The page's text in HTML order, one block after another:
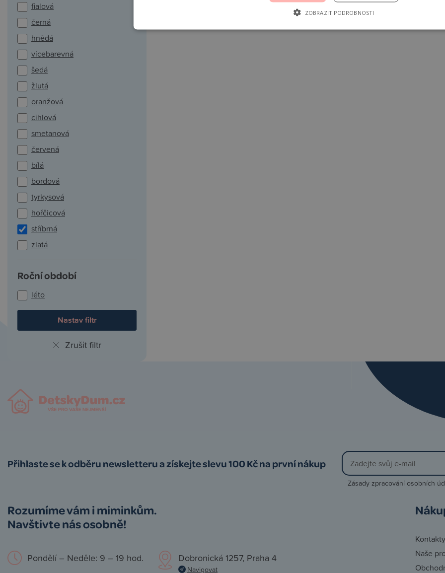
fialová
černá
hnědá
vícebarevná
šedá
žlutá
oranžová
cihlová
smetanová
červená
bílá
bordová
tyrkysová
hořčicová
stříbrná
zlatá
Roční období
léto
Zrušit filtr
Přihlaste se k odběru newsletteru a získejte slevu 100 Kč na první nákup
Zásady zpracování osobních
Rozumíme vám i miminkům.
Navštivte nás osobně!
Pondělí – Neděle: 9 – 19 hod. Dobronická 1257, Praha 4
Navigovat
Kontakty
Naše
ZOBRAZIT PODROBNOSTI